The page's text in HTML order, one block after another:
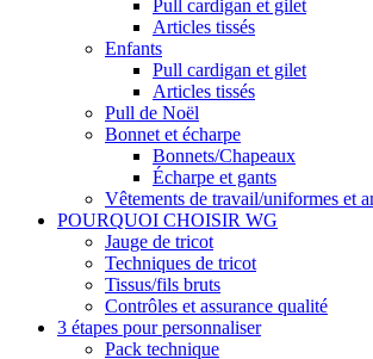
Pull cardigan et gilet
Articles tissés
Enfants
Pull cardigan et gilet
Articles tissés
Pull de Noël
Bonnet et écharpe
Bonnets/Chapeaux
Écharpe et gants
Vêtements de travail/uniformes et
POURQUOI CHOISIR WG
Jauge de tricot
Techniques de tricot
Tissus/fils bruts
Contrôles et assurance qualité
3 étapes pour personnaliser
Pack technique